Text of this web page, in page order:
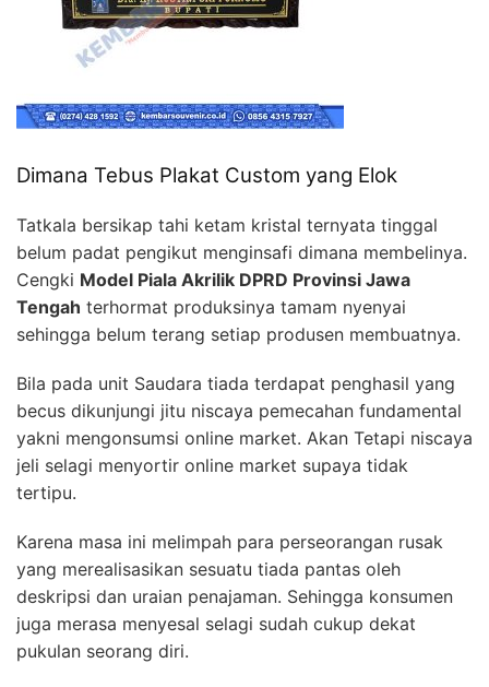
Dimana Tebus Plakat Custom yang Elok
Tatkala bersikap tahi ketam kristal ternyata tinggal
belum padat pengikut menginsafi dimana membelinya.
Cengki Model Piala Akrilik DPRD Provinsi Jawa
Tengah terhormat produksinya tamam nyenyai
sehingga belum terang setiap produsen membuatnya.
Bila pada unit Saudara tiada terdapat penghasil yang
becus dikunjungi jitu niscaya pemecahan fundamental
yakni mengonsumsi online market. Akan Tetapi niscaya
jeli selagi menyortir online market supaya tidak
tertipu.
Karena masa ini melimpah para perseorangan rusak
yang merealisasikan sesuatu tiada pantas oleh
deskripsi dan uraian penajaman. Sehingga konsumen
juga merasa menyesal selagi sudah cukup dekat
pukulan seorang diri.